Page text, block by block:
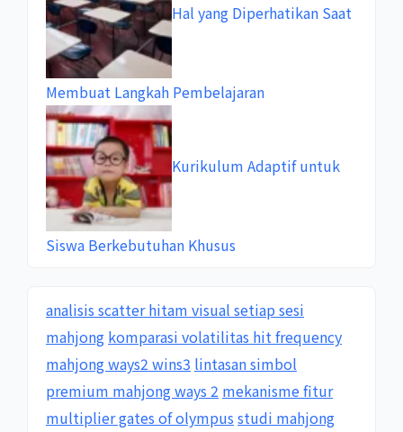
Hal yang Diperhatikan Saat
Membuat Langkah Pembelajaran
Kurikulum Adaptif untuk
Siswa Berkebutuhan Khusus
analisis scatter hitam visual setiap sesi
mahjong komparasi volatilitas hit frequency
mahjong ways2 wins3 lintasan simbol
premium mahjong ways 2 mekanisme fitur
multiplier gates of olympus studi mahjong